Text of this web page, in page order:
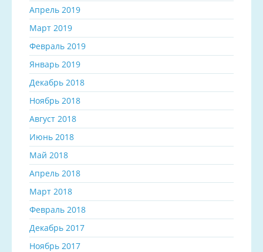
Апрель 2019
Март 2019
Февраль 2019
Январь 2019
Декабрь 2018
Ноябрь 2018
Август 2018
Июнь 2018
Май 2018
Апрель 2018
Март 2018
Февраль 2018
Декабрь 2017
Ноябрь 2017